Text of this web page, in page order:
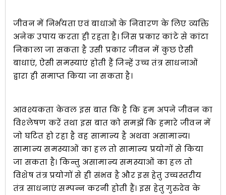
जीवन में निर्भयता एवं बाधाओं के निवारण के लिए व्यक्ति
अनेक उपाय करता ही रहता है। जिस प्रकार कांटे से कांटा
निकाला जा सकता है उसी प्रकार जीवन में कुछ ऐसी
बाधाएं, ऐसी समस्याएं होती हैं जिन्हें उच्च तंत्र साधनाओं
द्वारा ही समाप्त किया जा सकता है।
आवश्यकता केवल इस बात कि है कि हम अपने जीवन का
विश्‍लेषण करें तथा इस बात को समझें कि हमारे जीवन में
जो घटित हो रहा है वह सामान्य है अथवा असामान्य।
सामान्य समस्याओं का हल तो सामान्य प्रयोगों से किया
जा सकता है। किन्तु असामान्य समस्याओं का हल तो
विशेष तंत्र प्रयोगों से ही संभव है और इस हेतु उच्चस्तरीय
तंत्र साधनाएं सम्पन्न करनी होती हैं। इस हेतु गुरुदेव के